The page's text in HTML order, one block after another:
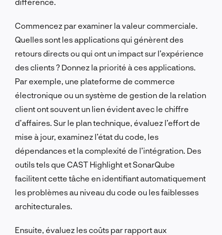
Commencez par examiner la valeur commerciale.
Quelles sont les applications qui génèrent des
retours directs ou qui ont un impact sur l’expérience
des clients ? Donnez la priorité à ces applications.
Par exemple, une plateforme de commerce
électronique ou un système de gestion de la relation
client ont souvent un lien évident avec le chiffre
d’affaires. Sur le plan technique, évaluez l’effort de
mise à jour, examinez l’état du code, les
dépendances et la complexité de l’intégration. Des
outils tels que CAST Highlight et SonarQube
facilitent cette tâche en identifiant automatiquement
les problèmes au niveau du code ou les faiblesses
architecturales.
Ensuite, évaluez les coûts par rapport aux